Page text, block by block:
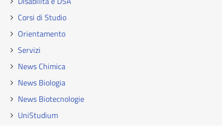
Corsi di Studio
Orientamento
Servizi
News Chimica
News Biologia
News Biotecnologie
UniStudium